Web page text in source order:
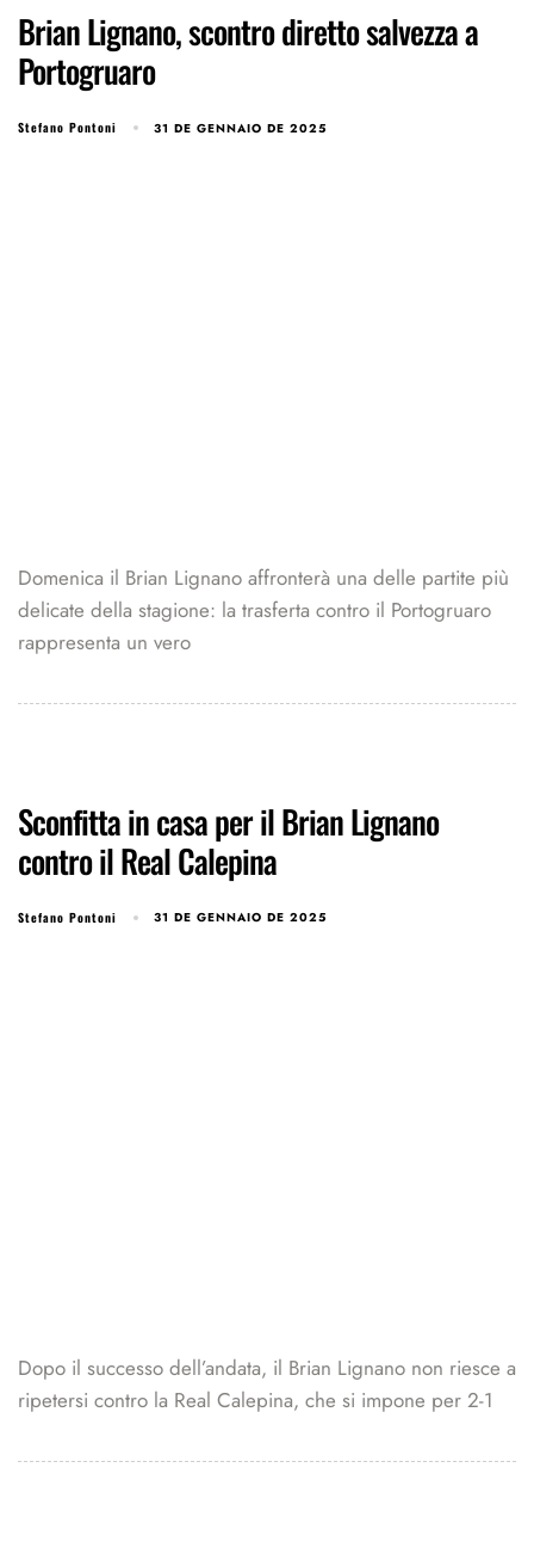
Brian Lignano, scontro diretto salvezza a
Portogruaro
Stefano Pontoni 31 DE GENNAIO DE 2025
Domenica il Brian Lignano affronterà una delle partite più
delicate della stagione: la trasferta contro il Portogruaro
rappresenta un vero
Sconfitta in casa per il Brian Lignano
contro il Real Calepina
Stefano Pontoni 31 DE GENNAIO DE 2025
Dopo il successo dell’andata, il Brian Lignano non riesce a
ripetersi contro la Real Calepina, che si impone per 2-1